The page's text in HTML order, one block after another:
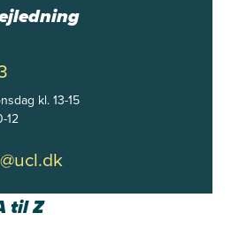
kl. 13-15
12
til Z